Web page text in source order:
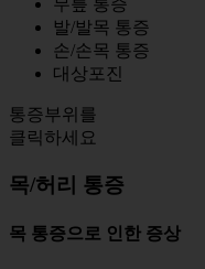
무릎 통증
발/발목 통증
손/손목 통증
대상포진
통증부위를
클릭하세요
목/허리 통증
목 통증으로 인한 증상